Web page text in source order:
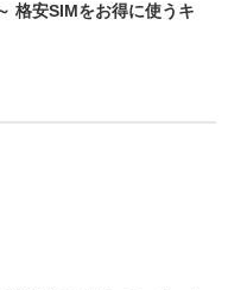
格安SIMをお得に使うキ